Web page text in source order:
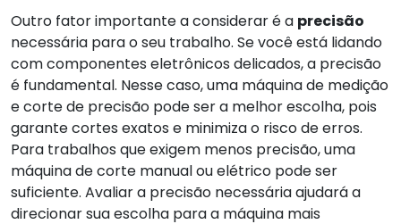
Outro fator importante a considerar é a precisão
necessária para o seu trabalho. Se você está lidando
com componentes eletrônicos delicados, a precisão
é fundamental. Nesse caso, uma máquina de medição
e corte de precisão pode ser a melhor escolha, pois
garante cortes exatos e minimiza o risco de erros.
Para trabalhos que exigem menos precisão, uma
máquina de corte manual ou elétrico pode ser
suficiente. Avaliar a precisão necessária ajudará a
direcionar sua escolha para a máquina mais